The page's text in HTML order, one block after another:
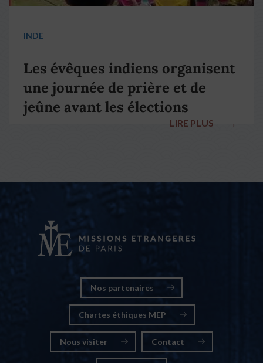
INDE
Les évêques indiens organisent
une journée de prière et de
jeûne avant les élections
LIRE PLUS →
Nos partenaires
Chartes éthiques MEP
Nous visiter Contact